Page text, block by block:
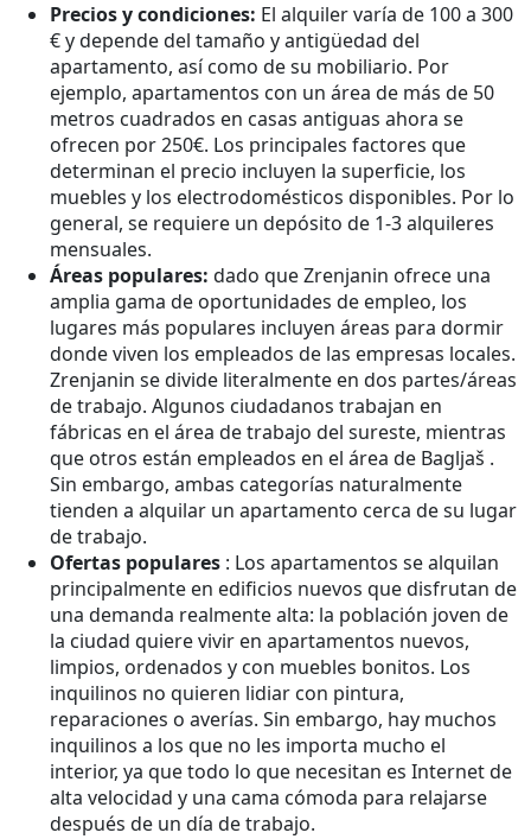
Precios y condiciones: El alquiler varía de 100 a 300
€ y depende del tamaño y antigüedad del
apartamento, así como de su mobiliario. Por
ejemplo, apartamentos con un área de más de 50
metros cuadrados en casas antiguas ahora se
ofrecen por 250€. Los principales factores que
determinan el precio incluyen la superficie, los
muebles y los electrodomésticos disponibles. Por lo
general, se requiere un depósito de 1-3 alquileres
mensuales.
Áreas populares: dado que Zrenjanin ofrece una
amplia gama de oportunidades de empleo, los
lugares más populares incluyen áreas para dormir
donde viven los empleados de las empresas locales.
Zrenjanin se divide literalmente en dos partes/áreas
de trabajo. Algunos ciudadanos trabajan en
fábricas en el área de trabajo del sureste, mientras
que otros están empleados en el área de Bagljaš .
Sin embargo, ambas categorías naturalmente
tienden a alquilar un apartamento cerca de su lugar
de trabajo.
Ofertas populares : Los apartamentos se alquilan
principalmente en edificios nuevos que disfrutan de
una demanda realmente alta: la población joven de
la ciudad quiere vivir en apartamentos nuevos,
limpios, ordenados y con muebles bonitos. Los
inquilinos no quieren lidiar con pintura,
reparaciones o averías. Sin embargo, hay muchos
inquilinos a los que no les importa mucho el
interior, ya que todo lo que necesitan es Internet de
alta velocidad y una cama cómoda para relajarse
después de un día de trabajo.